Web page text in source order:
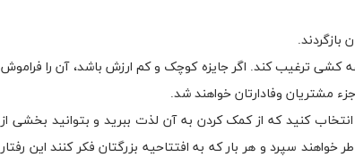
بازگردند.
کشی ترغیب کند. اگر جایزه کوچک و کم ارزش باشد، آن را فراموش
مشتریان وفادارتان خواهند شد.
کنید که از کمک کردن به آن لذت ببرید و بتوانید بخشی از
سپرد و هر بار که به افتتاحیه بزرگتان فکر کنند این رفتار